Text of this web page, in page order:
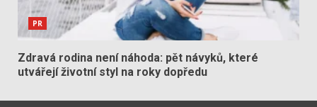
PR
Zdravá rodina není náhoda: pět návyků, které
utvářejí životní styl na roky dopředu